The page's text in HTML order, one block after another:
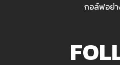
กอล์ฟอย่า